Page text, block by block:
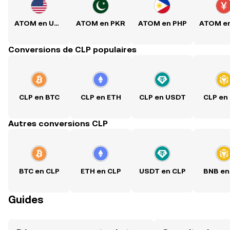
ATOM en USD ATOM en PKR ATOM en PHP
Conversions de CLP populaires
CLP en BTC CLP en ETH CLP en USDT CLP en
Autres conversions CLP
BTC en CLP ETH en CLP USDT en CLP BNB
Guides